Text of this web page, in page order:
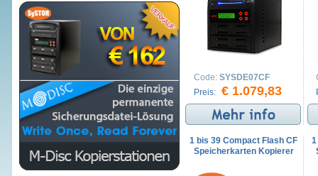
Code: SYSDE07CF
Preis: € 1.079,83
1 bis 39 Compact Flash CF
Speicherkarten Kopierer
1